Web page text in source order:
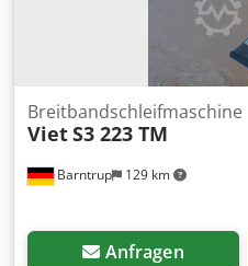
Barntrup 129 km
Breitbandschleifmaschine
VietS3 223 TM
Anfragen